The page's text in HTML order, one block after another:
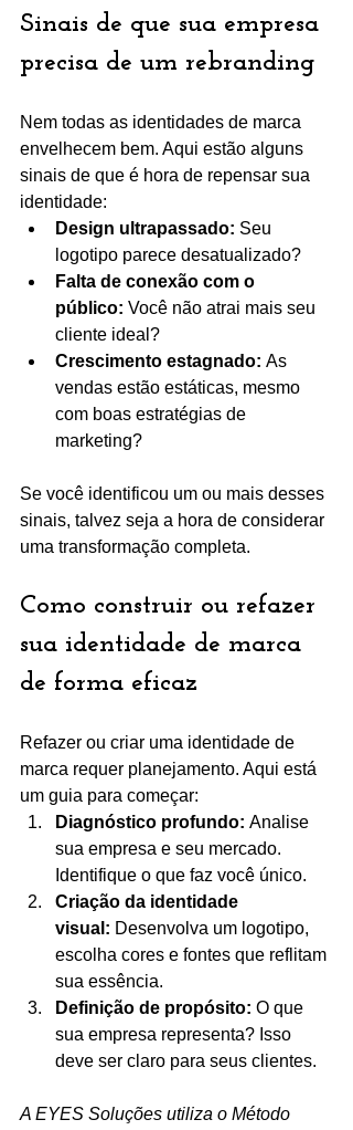
Sinais de que sua empresa
precisa de um rebranding
Nem todas as identidades de marca
envelhecem bem. Aqui estão alguns
sinais de que é hora de repensar sua
identidade:
Design ultrapassado: Seu
logotipo parece desatualizado?
Falta de conexão com o
público: Você não atrai mais seu
cliente ideal?
Crescimento estagnado: As
vendas estão estáticas, mesmo
com boas estratégias de
marketing?
Se você identificou um ou mais desses
sinais, talvez seja a hora de considerar
uma transformação completa.
Como construir ou refazer
sua identidade de marca
de forma eficaz
Refazer ou criar uma identidade de
marca requer planejamento. Aqui está
um guia para começar:
Diagnóstico profundo: Analise
sua empresa e seu mercado.
Identifique o que faz você único.
Criação da identidade
visual: Desenvolva um logotipo,
escolha cores e fontes que reflitam
sua essência.
Definição de propósito: O que
sua empresa representa? Isso
deve ser claro para seus clientes.
A EYES Soluções utiliza o Método